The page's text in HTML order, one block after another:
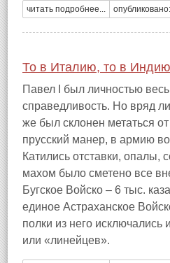
читать подробнее...
То в Италию, то в
Павел I был личностью
справедливость. Но вряд
же был склонен метаться
прусский манер, в армию
Катились отставки,
махом было сметено все
Бугское Войско – 6 тыс.
единое Астраханское
полки из него исключались
или «линейцев».